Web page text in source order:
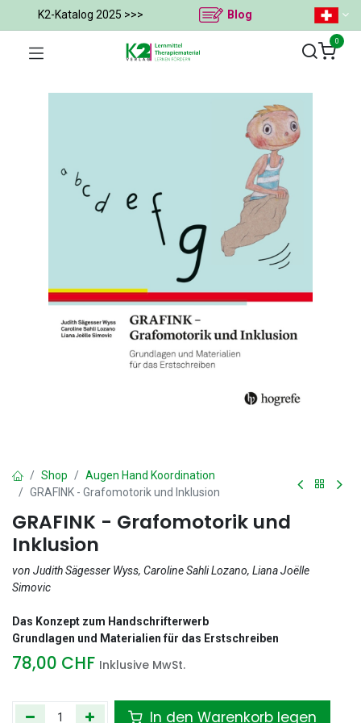
K2-Katalog 2025 >>> Blog
0
Shop
Augen Hand Koordination
GRAFINK - Grafomotorik und Inklusion
GRAFINK - Grafomotorik und
Inklusion
von Judith Sägesser Wyss, Caroline Sahli Lozano, Liana Joëlle
Simovic
Das Konzept zum Handschrifterwerb
Grundlagen und Materialien für das Erstschreiben
78,00 CHF Inklusive MwSt.
In den Warenkorb legen